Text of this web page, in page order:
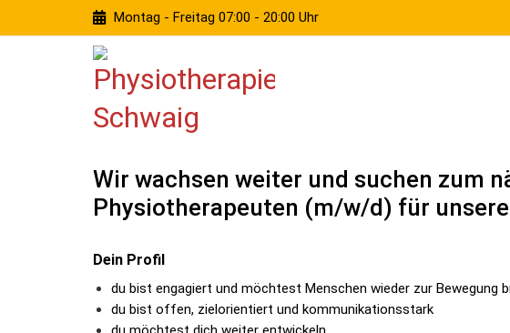
Montag - Freitag 07:00 - 20:00 Uhr
Wir wachsen weiter und suchen zum
Physiotherapeuten (m/w/d) für
Dein Profil
du bist engagiert und möchtest Menschen wieder zur Bewegung
du bist offen, zielorientiert und kommunikationsstark